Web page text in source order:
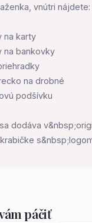
vnútri nájdete:
na karty
na bankovky
na drobné
podšívku
dodáva
páčiť